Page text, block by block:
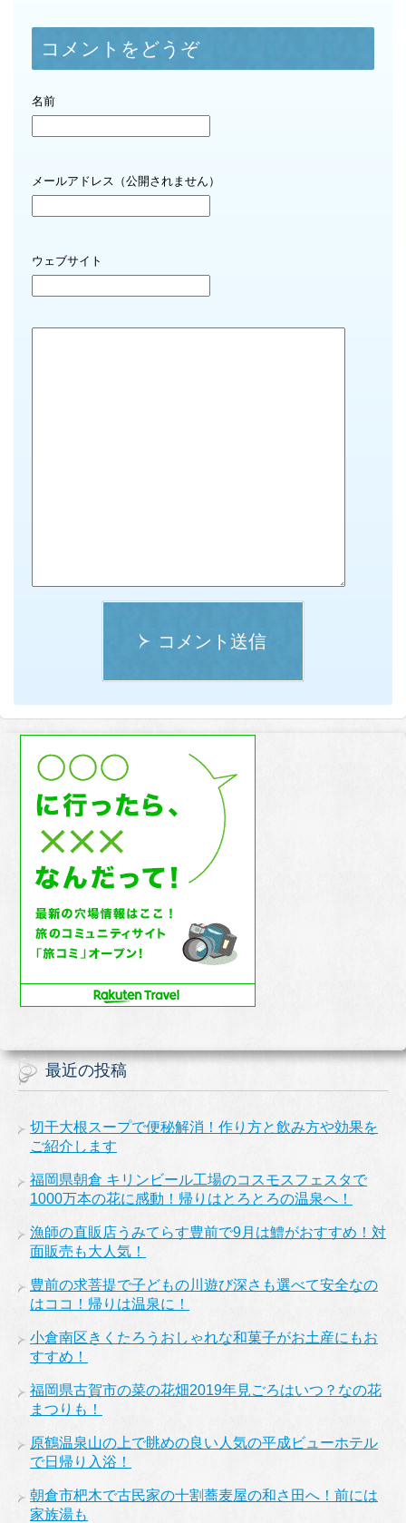
コメントをどうぞ
名前
メールアドレス（公開されません）
ウェブサイト
コメント送信
最近の投稿
切干大根スープで便秘解消！作り方と飲み方や効果を
ご紹介します
福岡県朝倉 キリンビール工場のコスモスフェスタで
1000万本の花に感動！帰りはとろとろの温泉へ！
漁師の直販店うみてらす豊前で9月は鱧がおすすめ！対
面販売も大人気！
豊前の求菩提で子どもの川遊び深さも選べて安全なの
はココ！帰りは温泉に！
小倉南区きくたろうおしゃれな和菓子がお土産にもお
すすめ！
福岡県古賀市の菜の花畑2019年見ごろはいつ？なの花
まつりも！
原鶴温泉山の上で眺めの良い人気の平成ビューホテル
で日帰り入浴！
朝倉市杷木で古民家の十割蕎麦屋の和さ田へ！前には
家族湯も